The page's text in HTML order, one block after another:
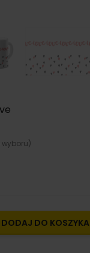
wyboru)
DODAJ DO KOSZYKA